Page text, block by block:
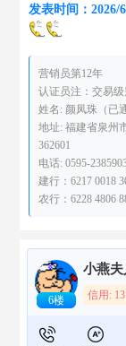
发表时间：2026/
营销员第12年
认证员注：交易级
姓名: 颜凤珠（已
地址: 福建省泉州
362601
电话: 0595-
建行：6217 0018
农行：6228 4806
6楼
小燕夫
信用: